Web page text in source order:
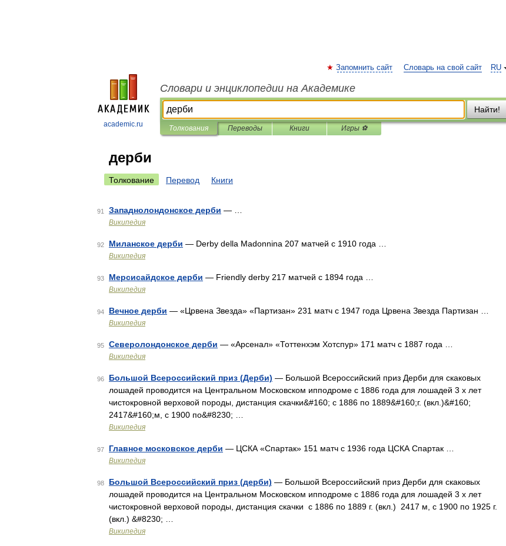
academic.ru
RU
Запомнить сайт Словарь на свой сайт
Словари и энциклопедии на Академике
Найти!
Толкования Переводы Книги Игры ⚽
дерби
Толкование Перевод Книги
91 Западнолондонское дерби — …
Википедия
92 Миланское дерби — Derby della Madonnina 207 матчей с 1910 года …
Википедия
93 Мерсисайдское дерби — Friendly derby 217 матчей с 1894 года …
Википедия
94 Вечное дерби — «Црвена Звезда» «Партизан» 231 матч с 1947 года Црвена Звезда Партизан …
Википедия
95 Северолондонское дерби — «Арсенал» «Тоттенхэм Хотспур» 171 матч с 1887 года …
Википедия
96 Большой Всероссийский приз (Дерби) — Большой Всероссийский приз Дерби для скаковых
лошадей проводится на Центральном Московском ипподроме с 1886 года для лошадей 3 х лет
чистокровной верховой породы, дистанция скачки&#160; с 1886 по 1889&#160;г. (вкл.)&#160;
2417&#160;м, с 1900 по&#8230; …
Википедия
97 Главное московское дерби — ЦСКА «Спартак» 151 матч с 1936 года ЦСКА Спартак …
Википедия
98 Большой Всероссийский приз (дерби) — Большой Всероссийский приз Дерби для скаковых
лошадей проводится на Центральном Московском ипподроме с 1886 года для лошадей 3 х лет
чистокровной верховой породы, дистанция скачки с 1886 по 1889 г. (вкл.) 2417 м, с 1900 по 1925 г.
(вкл.) &#8230; …
Википедия